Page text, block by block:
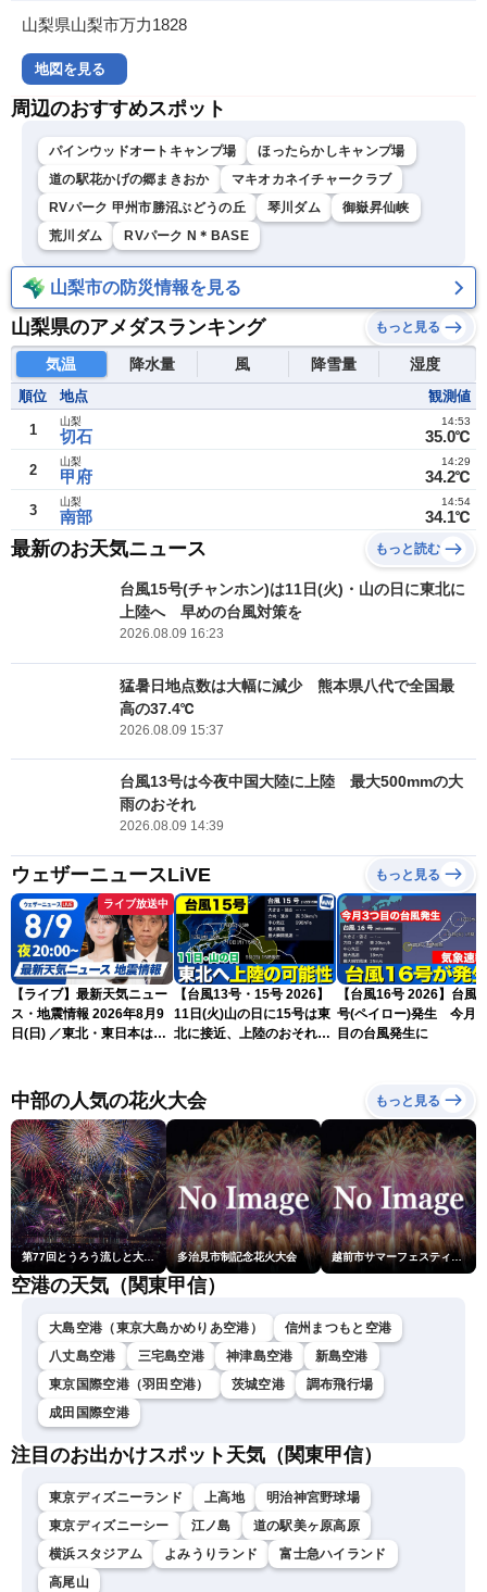
山梨県山梨市万力1828
地図を見る
周辺のおすすめスポット
パインウッドオートキャンプ場
ほったらかしキャンプ場
道の駅花かげの郷まきおか
マキオカネイチャークラブ
RVパーク 甲州市勝沼ぶどうの丘
琴川ダム
御嶽昇仙峡
荒川ダム
RVパーク N＊BASE
山梨市の防災情報を見る
山梨県のアメダスランキング もっと見る
気温 降水量 風 降雪量 湿度
順位 地点 観測値
1 切石
山梨
35.0℃
14:53
2 甲府
山梨
34.2℃
14:29
3 南部
山梨
34.1℃
14:54
最新のお天気ニュース もっと読む
台風15号(チャンホン)は11日(火)・山の日に東北に
上陸へ 早めの台風対策を
2026.08.09 16:23
猛暑日地点数は大幅に減少 熊本県八代で全国最
高の37.4℃
2026.08.09 15:37
台風13号は今夜中国大陸に上陸 最大500mmの大
雨のおそれ
2026.08.09 14:39
ウェザーニュースLiVE もっと見る
ライブ放送中
【ライブ】最新天気ニュー
ス・地震情報 2026年8月9
日(日) ／東北・東日本は急
衣／芳野達郎〉
【台風13号・15号 2026】
11日(火)山の日に15号は東
北に接近、上陸のおそれ
【台風16号 2026】台風
号(ペイロー)発生 今月3
目の台風発生に
中部の人気の花火大会 もっと見る
多治見市制記念花火大会 越前市サマーフェスティバル花火大会
空港の天気（関東甲信）
大島空港（東京大島かめりあ空港）
信州まつもと空港
八丈島空港
三宅島空港 神津島空港
新島空港
東京国際空港（羽田空港）
茨城空港
調布飛行場
成田国際空港
注目のお出かけスポット天気（関東甲信）
東京ディズニーランド 上高地
明治神宮野球場
東京ディズニーシー
江ノ島
道の駅美ヶ原高原
横浜スタジアム
よみうりランド
富士急ハイランド
高尾山